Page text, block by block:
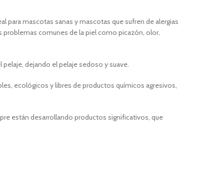
para mascotas sanas y mascotas que sufren de alergias
comunes de la piel como picazón, olor,
dejando el pelaje sedoso y suave.
ecológicos y libres de productos químicos agresivos,
están desarrollando productos significativos, que